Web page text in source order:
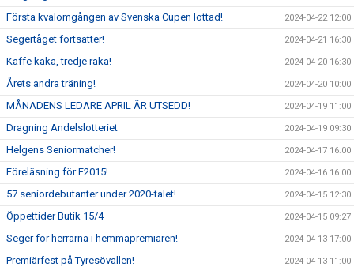
Första kvalomgången av Svenska Cupen lottad! 2024-04-22 12:00
Segertåget fortsätter! 2024-04-21 16:30
Kaffe kaka, tredje raka! 2024-04-20 16:30
Årets andra träning! 2024-04-20 10:00
MÅNADENS LEDARE APRIL ÄR UTSEDD! 2024-04-19 11:00
Dragning Andelslotteriet 2024-04-19 09:30
Helgens Seniormatcher! 2024-04-17 16:00
Föreläsning för F2015! 2024-04-16 16:00
57 seniordebutanter under 2020-talet! 2024-04-15 12:30
Öppettider Butik 15/4 2024-04-15 09:27
Seger för herrarna i hemmapremiären! 2024-04-13 17:00
Premiärfest på Tyresövallen! 2024-04-13 11:00